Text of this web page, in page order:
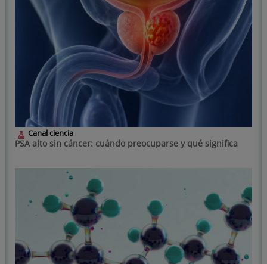
Canal ciencia
PSA alto sin cáncer: cuándo preocuparse y qué significa